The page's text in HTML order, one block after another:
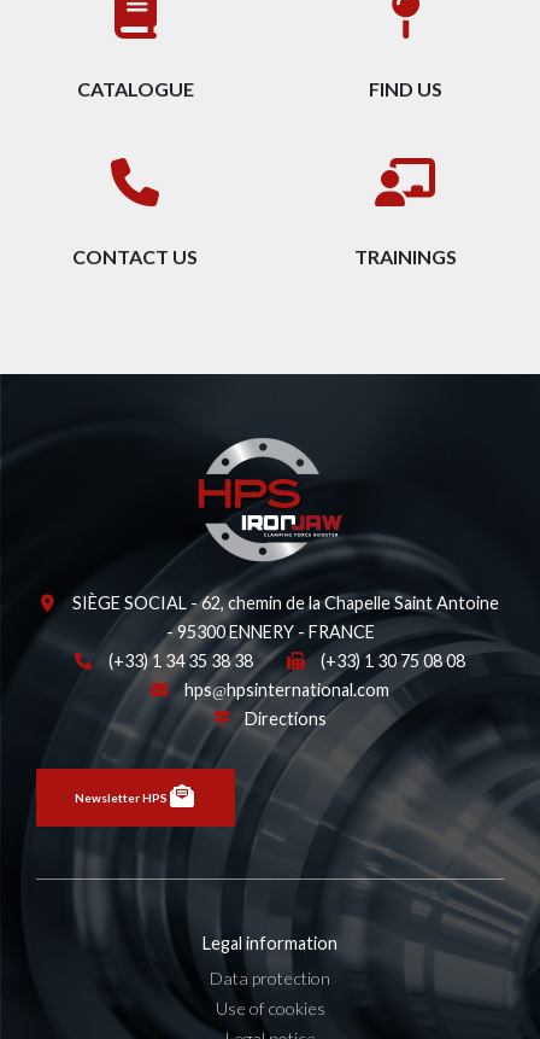
CATALOGUE FIND US
CONTACT US TRAININGS
SIÈGE SOCIAL - 62, chemin de la Chapelle Saint Antoine
- 95300 ENNERY - FRANCE
(+33) 1 34 35 38 38
(+33) 1 30 75 08 08
hps
hpsinternational.com
Directions
Newsletter HPS
Legal information
Data protection
Use of cookies